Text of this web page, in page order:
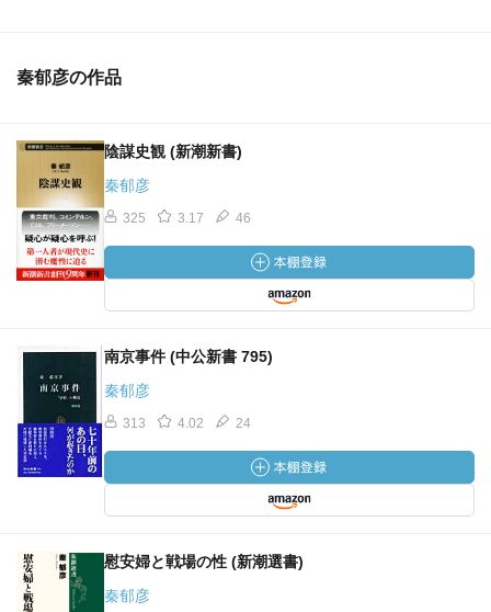
秦郁彦の作品
陰謀史観 (新潮新書)
秦郁彦
325 3.17 46
南京事件 (中公新書 795)
秦郁彦
313 4.02 24
慰安婦と戦場の性 (新潮選書)
秦郁彦